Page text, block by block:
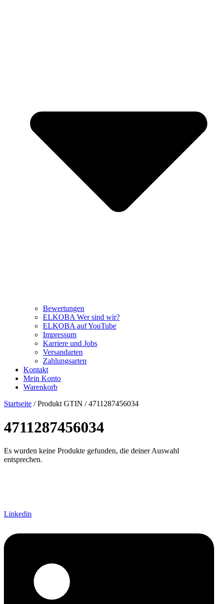
Bewertungen
ELKOBA Wer sind wir?
ELKOBA auf YouTube
Impressum
Karriere und Jobs
Versandarten
Zahlungsarten
Kontakt
Mein Konto
Warenkorb
Startseite / Produkt GTIN / 4711287456034
4711287456034
Es wurden keine Produkte gefunden, die deiner Auswahl
entsprechen.
Linkedin